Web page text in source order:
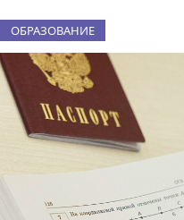
ОБРАЗОВАНИЕ